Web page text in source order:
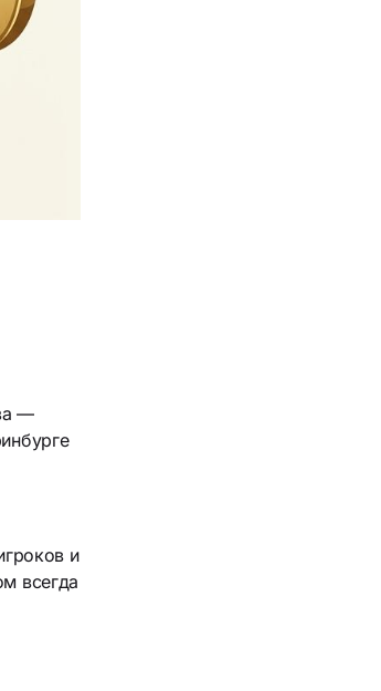
—
и
всегда